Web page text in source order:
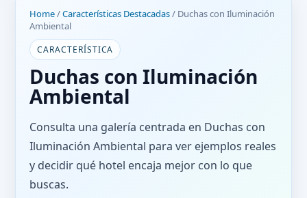
Home/Características Destacadas/ Duchas con Iluminación
Ambiental
CARACTERÍSTICA
Duchas con Iluminación
Ambiental
Consulta una galería centrada en Duchas con
Iluminación Ambiental para ver ejemplos reales
y decidir qué hotel encaja mejor con lo que
buscas.